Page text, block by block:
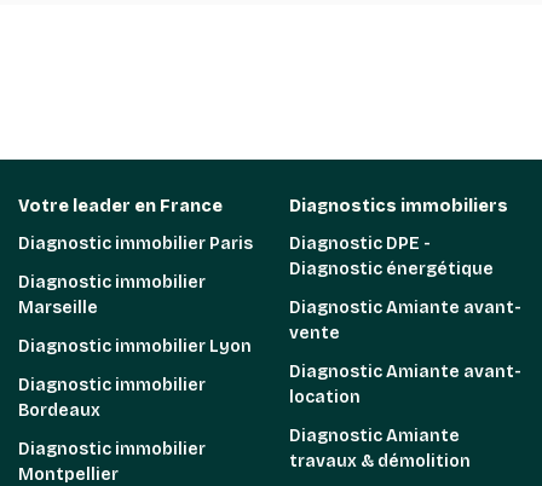
Votre leader en France
Diagnostic immobilier Paris
Diagnostic immobilier
Marseille
Diagnostic immobilier Lyon
Diagnostic immobilier
Bordeaux
Diagnostic immobilier
Montpellier
Diagnostics immobiliers
Diagnostic DPE -
Diagnostic énergétique
Diagnostic Amiante avant-
vente
Diagnostic Amiante avant-
location
Diagnostic Amiante
travaux & démolition